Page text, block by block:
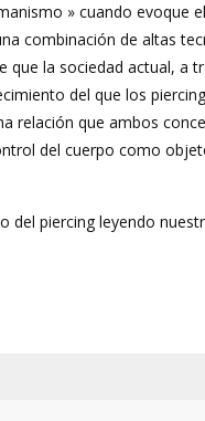
» cuando
combinación de altas
la sociedad actual,
del que los
relación que ambos
del cuerpo como
piercing leyendo